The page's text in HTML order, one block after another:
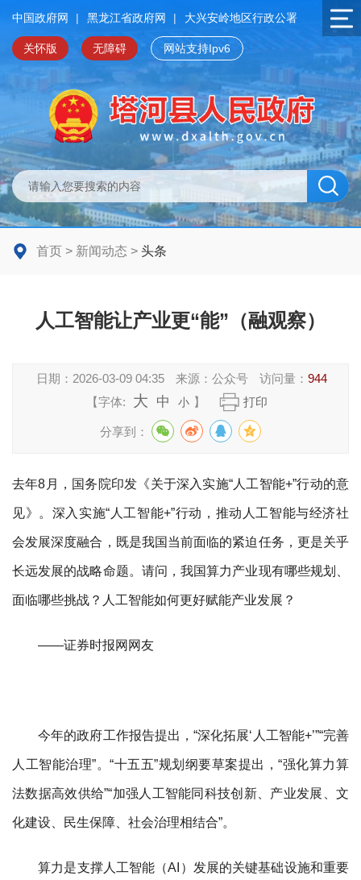
中国政府网 | 黑龙江省政府网 | 大兴安岭地区行政公署
关怀版 无障碍 网站支持Ipv6
首页 > 新闻动态 > 头条
人工智能让产业更“能”（融观察）
日期： 2026-03-09 04:35 来源：公众号 访问量：944
【字体:
大 中 小 】 打印
分享到：
去年8月，国务院印发《关于深入实施“人工智能+”行动的意
见》。深入实施“人工智能+”行动，推动人工智能与经济社
会发展深度融合，既是我国当前面临的紧迫任务，更是关乎
长远发展的战略命题。请问，我国算力产业现有哪些规划、
面临哪些挑战？人工智能如何更好赋能产业发展？
——证券时报网网友
今年的政府工作报告提出，“深化拓展‘人工智能+’”“完善
人工智能治理”。“十五五”规划纲要草案提出，“强化算力算
法数据高效供给”“加强人工智能同科技创新、产业发展、文
化建设、民生保障、社会治理相结合”。
算力是支撑人工智能（AI）发展的关键基础设施和重要